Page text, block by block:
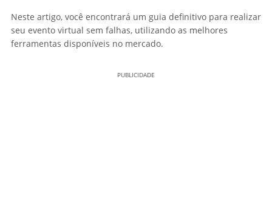
Neste artigo, você encontrará um guia definitivo para realizar
seu evento virtual sem falhas, utilizando as melhores
ferramentas disponíveis no mercado.
PUBLICIDADE